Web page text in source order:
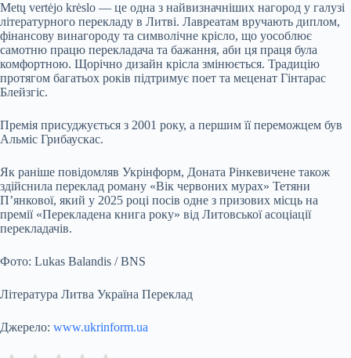
Metų vertėjo krėslo — це одна з найвизначніших нагород у галузі
літературного перекладу в Литві. Лавреатам вручають диплом,
фінансову винагороду та символічне крісло, що уособлює
самотню працю перекладача та бажання, аби ця праця була
комфортною. Щорічно дизайн крісла змінюється. Традицію
протягом багатьох років підтримує поет та меценат Гінтарас
Блейзгіс.
Премія присуджується з 2001 року, а першим її переможцем був
Альміс Грибаускас.
Як раніше повідомляв Укрінформ, Доната Рінкевичене також
здійснила переклад роману «Вік червоних мурах» Тетяни
Пʼянкової, який у 2025 році посів одне з призових місць на
премії «Перекладена книга року» від Литовської асоціації
перекладачів.
Фото: Lukas Balandis / BNS
Література Литва Україна Переклад
Джерело: www.ukrinform.ua